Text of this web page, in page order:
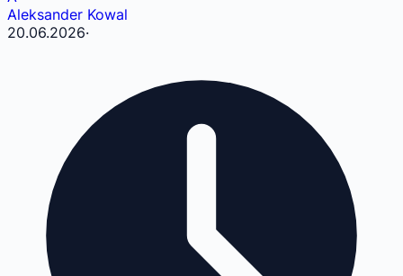
Aleksander Kowal
20.06.2026·